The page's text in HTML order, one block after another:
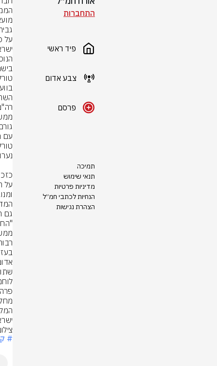
התחברות
פיד ראשי
צבע אדום
פרסם
תמיכה
תנאי שימוש
מדיניות פרטיות
הנחיות לכתבי חמ״ל
הצהרת נגישות
#